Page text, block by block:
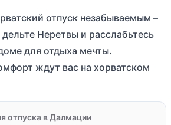
отпуск незабываемым –
Неретвы и расслабьтесь
для отдыха мечты.
ждут вас на хорватском
отпуска в Далмации